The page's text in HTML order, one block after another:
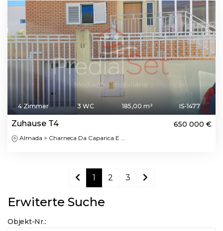
4 Zimmer 3 WC 185,00 m² IS-1477
Zuhause T4 650 000 €
Almada > Charneca Da Caparica E ...
1 2 3
Erwiterte Suche
Objekt-Nr.: